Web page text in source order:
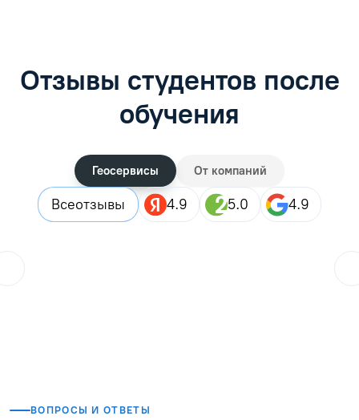
Отзывы студентов после
обучения
Геосервисы От компаний
Всеотзывы 4.9 5.0 4.9
ВОПРОСЫ И ОТВЕТЫ